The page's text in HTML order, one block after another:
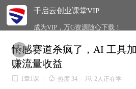
千启云创业课堂VIP
成为VIP，万G资源随心下载！

情感赛道杀疯了，AI 工具
赚流量收益
 1章1课  热度 34  2人正在学